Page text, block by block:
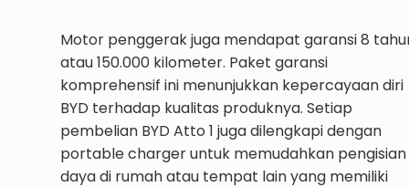
Motor penggerak juga mendapat garansi 8
atau 150.000 kilometer. Paket garansi
komprehensif ini menunjukkan kepercayaan diri
BYD terhadap kualitas produknya. Setiap
pembelian BYD Atto 1 juga dilengkapi dengan
portable charger untuk memudahkan pengisian
daya di rumah atau tempat lain yang memiliki